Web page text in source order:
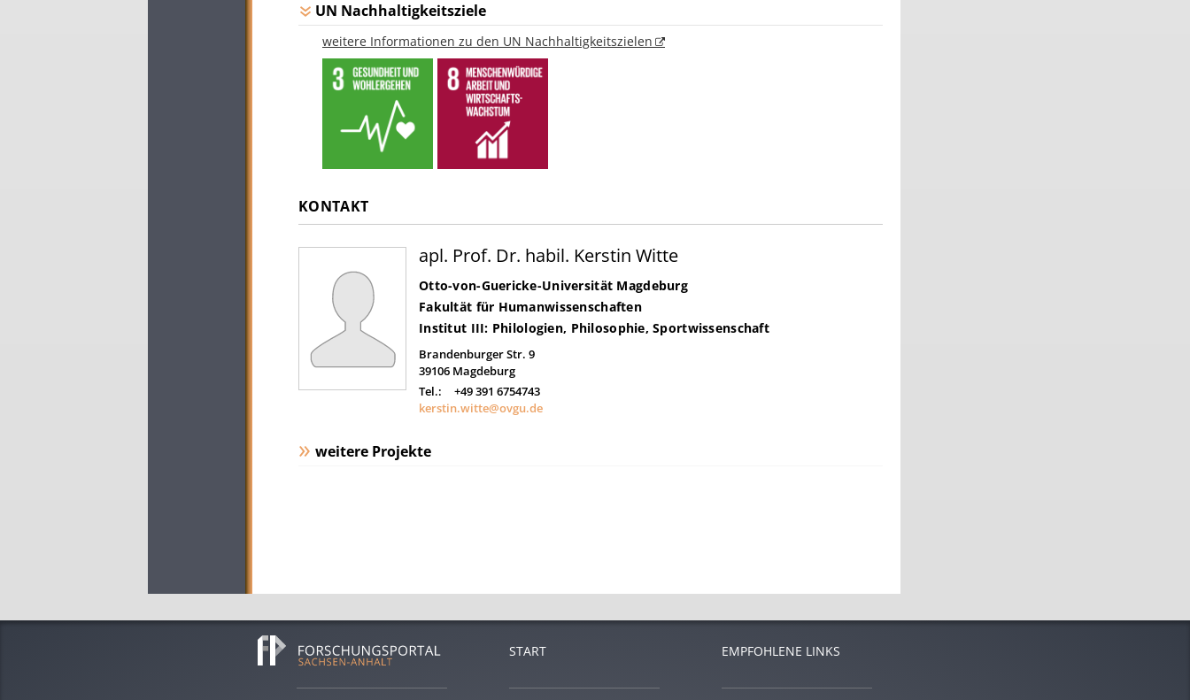
UN Nachhaltigkeitsziele
weitere Informationen zu den UN Nachhaltigkeitszielen
KONTAKT
apl. Prof. Dr. habil. Kerstin Witte
Otto-von-Guericke-Universität Magdeburg
Fakultät für Humanwissenschaften
Institut III: Philologien, Philosophie, Sportwissenschaft
Brandenburger Str. 9
39106 Magdeburg
Tel.:
+49 391 6754743
kerstin.witte@ovgu.de
weitere Projekte
START EMPFOHLENE LINKS